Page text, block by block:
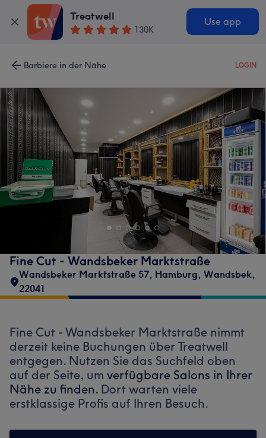
Treatwell
130K
Use app
Barbiere in der Nähe LOGIN
Fine Cut - Wandsbeker Marktstraße
Wandsbeker Marktstraße 57, Hamburg, Wandsbek,
22041
Fine Cut - Wandsbeker Marktstraße nimmt
derzeit keine Buchungen über Treatwell
entgegen. Nutzen Sie das Suchfeld oben
auf der Seite, um verfügbare Salons in Ihrer
Nähe zu finden. Dort warten viele
erstklassige Profis auf Ihren Besuch.